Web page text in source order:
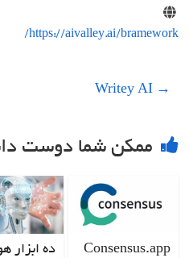
https://aivalley.ai/bramework/
→
Writey AI
ممکن شما دوست
Consensus.app
ده ابزار